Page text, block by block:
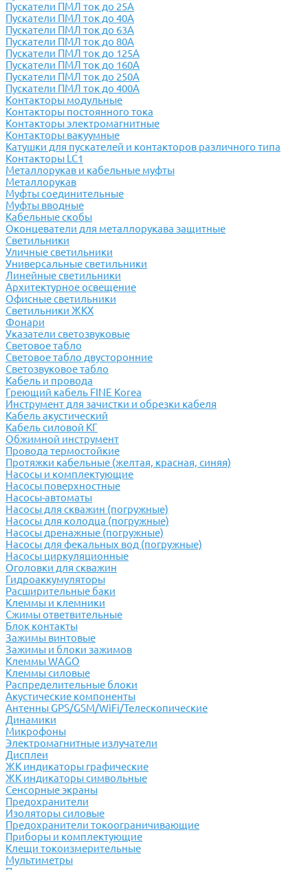
Пускатели ПМЛ ток до 25А
Пускатели ПМЛ ток до 40А
Пускатели ПМЛ ток до 63А
Пускатели ПМЛ ток до 80А
Пускатели ПМЛ ток до 125А
Пускатели ПМЛ ток до 160А
Пускатели ПМЛ ток до 250А
Пускатели ПМЛ ток до 400А
Контакторы модульные
Контакторы постоянного тока
Контакторы электромагнитные
Контакторы вакуумные
Катушки для пускателей и контакторов различного типа
Контакторы LC1
Металлорукав и кабельные муфты
Металлорукав
Муфты соединительные
Муфты вводные
Кабельные скобы
Оконцеватели для металлорукава защитные
Светильники
Уличные светильники
Универсальные светильники
Линейные светильники
Архитектурное освещение
Офисные светильники
Светильники ЖКХ
Фонари
Указатели светозвуковые
Световое табло
Световое табло двусторонние
Светозвуковое табло
Кабель и провода
Греющий кабель FINE Korea
Инструмент для зачистки и обрезки кабеля
Кабель акустический
Кабель силовой КГ
Обжимной инструмент
Провода термостойкие
Протяжки кабельные (желтая, красная, синяя)
Насосы и комплектующие
Насосы поверхностные
Насосы-автоматы
Насосы для скважин (погружные)
Насосы для колодца (погружные)
Насосы дренажные (погружные)
Насосы для фекальных вод (погружные)
Насосы циркуляционные
Оголовки для скважин
Гидроаккумуляторы
Расширительные баки
Клеммы и клемники
Cжимы ответвительные
Блок контакты
Зажимы винтовые
Зажимы и блоки зажимов
Клеммы WAGO
Клеммы силовые
Распределительные блоки
Акустические компоненты
Антенны GPS/GSM/WiFi/Телескопические
Динамики
Микрофоны
Электромагнитные излучатели
Дисплеи
ЖК индикаторы графические
ЖК индикаторы символьные
Сенсорные экраны
Предохранители
Изоляторы силовые
Предохранители токоограничивающие
Приборы и комплектующие
Клещи токоизмерительные
Мультиметры